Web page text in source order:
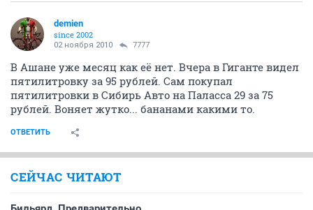
demien
since 2002
02 ноября 2010 7777
В Ашане уже месяц как её нет. Вчера в Гиганте видел
пятилитровку за 95 рублей. Сам покупал
пятилитровки в Сибирь Авто на Паласса 29 за 75
рублей. Воняет жутко... бананами какими то.
ОТВЕТИТЬ
СЕЙЧАС ЧИТАЮТ